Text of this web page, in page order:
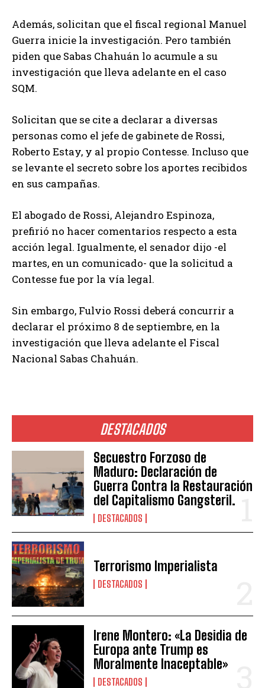
DESTACADOS
Secuestro Forzoso de
Maduro: Declaración de
Guerra Contra la Restauración
del Capitalismo Gangsteril.
DESTACADOS
Terrorismo Imperialista
DESTACADOS
Irene Montero: «La Desidia de
Europa ante Trump es
Moralmente Inaceptable»
DESTACADOS
Además, solicitan que el fiscal regional Manuel
Guerra inicie la investigación. Pero también
piden que Sabas Chahuán lo acumule a su
investigación que lleva adelante en el caso
SQM.
Solicitan que se cite a declarar a diversas
personas como el jefe de gabinete de Rossi,
Roberto Estay, y al propio Contesse. Incluso que
se levante el secreto sobre los aportes recibidos
en sus campañas.
El abogado de Rossi, Alejandro Espinoza,
prefirió no hacer comentarios respecto a esta
acción legal. Igualmente, el senador dijo -el
martes, en un comunicado- que la solicitud a
Contesse fue por la vía legal.
Sin embargo, Fulvio Rossi deberá concurrir a
declarar el próximo 8 de septiembre, en la
investigación que lleva adelante el Fiscal
Nacional Sabas Chahuán.